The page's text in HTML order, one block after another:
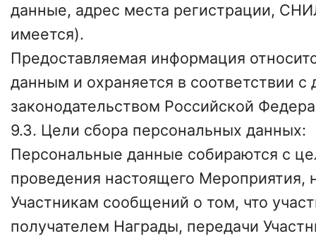
данные, адрес места регистрации,
имеется).
Предоставляемая информация
данным и охраняется в соответствии
законодательством Российской
9.3. Цели сбора персональных данных:
Персональные данные собираются с
проведения настоящего Мероприятия,
Участникам сообщений о том, что
получателем Награды, передачи